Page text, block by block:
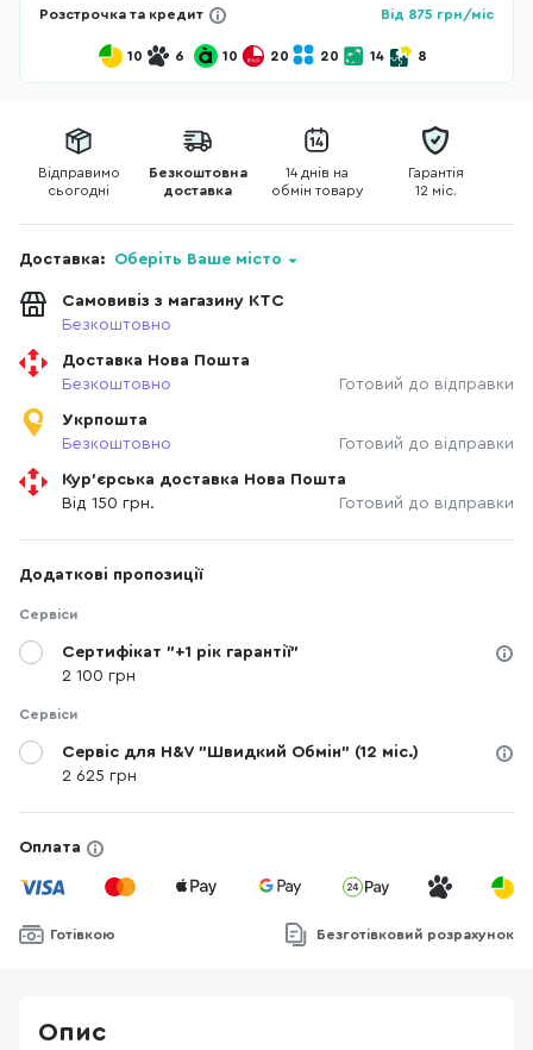
Розстрочка та кредит Від 875 грн/міс
10 6 10 20 20 14 8
Відправимо
сьогодні
Безкоштовна
доставка
14 днів на
обмін товару
Гарантія
12 міс.
Доставка: Оберіть Ваше місто
Самовивіз з магазину КТС
Безкоштовно
Доставка Нова Пошта
Безкоштовно
Готовий до відправки
Укрпошта
Безкоштовно
Готовий до відправки
Кур'єрська доставка Нова Пошта
Від 150 грн.
Готовий до відправки
Додаткові пропозиції
Сервіси
Сертифікат "+1 рік гарантії"
2 100 грн
Сервіси
Сервіс для H&V "Швидкий Обмін" (12 міс.)
2 625 грн
Оплата
Готівкою Безготівковий розрахунок
Опис